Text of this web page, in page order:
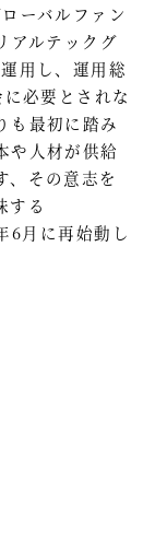
ーバルファン
アルテックグ
用し、運用総
必要とされな
も最初に踏み
や人材が供給
、その意志を
する
6月に再始動し